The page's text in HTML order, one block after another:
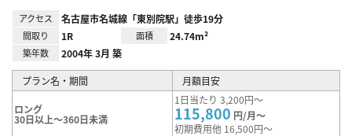
アクセス 名古屋市名城線「東別院駅」徒歩19分
間取り 1R 面積 24.74m²
築年数 2004年 3月 築
プラン名・期間 月額目安
ロング
30日以上～360日未満
1日当たり 3,200円～
115,800 円/月～
初期費用他 16,500円～